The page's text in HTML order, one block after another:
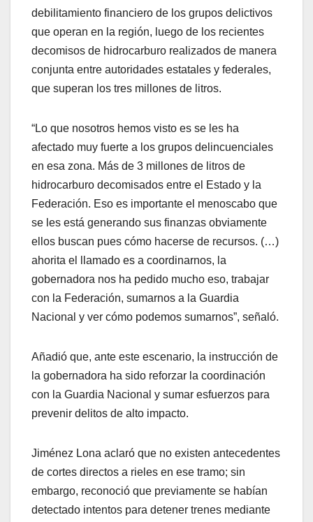
debilitamiento financiero de los grupos delictivos
que operan en la región, luego de los recientes
decomisos de hidrocarburo realizados de manera
conjunta entre autoridades estatales y federales,
que superan los tres millones de litros.
“Lo que nosotros hemos visto es se les ha
afectado muy fuerte a los grupos delincuenciales
en esa zona. Más de 3 millones de litros de
hidrocarburo decomisados entre el Estado y la
Federación. Eso es importante el menoscabo que
se les está generando sus finanzas obviamente
ellos buscan pues cómo hacerse de recursos. (…)
ahorita el llamado es a coordinarnos, la
gobernadora nos ha pedido mucho eso, trabajar
con la Federación, sumarnos a la Guardia
Nacional y ver cómo podemos sumarnos”, señaló.
Añadió que, ante este escenario, la instrucción de
la gobernadora ha sido reforzar la coordinación
con la Guardia Nacional y sumar esfuerzos para
prevenir delitos de alto impacto.
Jiménez Lona aclaró que no existen antecedentes
de cortes directos a rieles en ese tramo; sin
embargo, reconoció que previamente se habían
detectado intentos para detener trenes mediante